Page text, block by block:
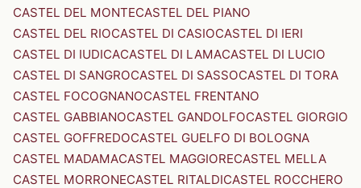
CASTEL DEL MONTECASTEL DEL PIANO
CASTEL DEL RIOCASTEL DI CASIOCASTEL DI IERI
CASTEL DI IUDICACASTEL DI LAMACASTEL DI LUCIO
CASTEL DI SANGROCASTEL DI SASSOCASTEL DI TORA
CASTEL FOCOGNANOCASTEL FRENTANO
CASTEL GABBIANOCASTEL GANDOLFOCASTEL GIORGIO
CASTEL GOFFREDOCASTEL GUELFO DI BOLOGNA
CASTEL MADAMACASTEL MAGGIORECASTEL MELLA
CASTEL MORRONECASTEL RITALDICASTEL ROCCHERO